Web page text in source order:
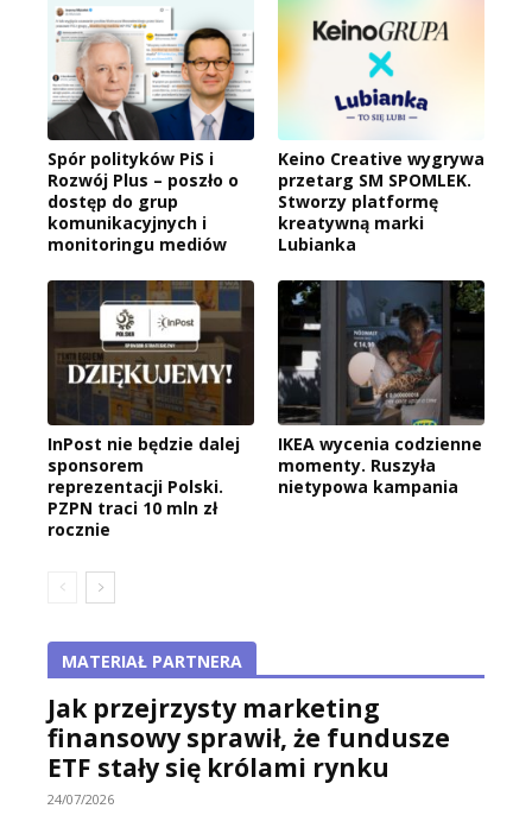
Spór polityków PiS i
Rozwój Plus – poszło o
dostęp do grup
komunikacyjnych i
monitoringu mediów
Keino Creative wygrywa
przetarg SM SPOMLEK.
Stworzy platformę
kreatywną marki
Lubianka
InPost nie będzie dalej
sponsorem
reprezentacji Polski.
PZPN traci 10 mln zł
rocznie
IKEA wycenia codzienne
momenty. Ruszyła
nietypowa kampania
MATERIAŁ PARTNERA
Jak przejrzysty marketing
finansowy sprawił, że fundusze
ETF stały się królami rynku
24/07/2026